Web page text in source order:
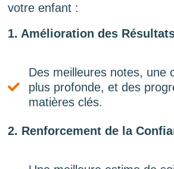
votre enfant :
1. Amélioration des
Des meilleures notes, une
plus profonde, et des
matières clés.
2. Renforcement de la